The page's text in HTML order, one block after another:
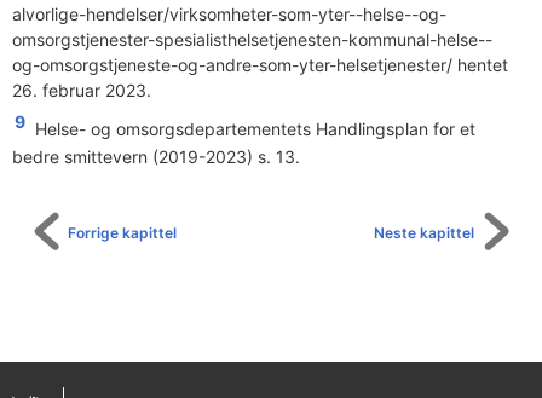
alvorlige-hendelser/virksomheter-som-yter--helse--og-
omsorgstjenester-spesialisthelsetjenesten-kommunal-helse--
og-omsorgstjeneste-og-andre-som-yter-helsetjenester/ hentet
26. februar 2023.
9 Helse- og omsorgsdepartementets Handlingsplan for et
bedre smittevern (2019-2023) s. 13.
Neste kapittel
Forrige kapittel